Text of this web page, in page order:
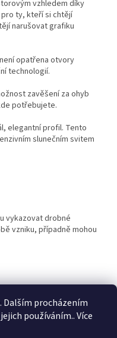
Dalším procházením
používáním.. Více
vzhledem díky
pro ty, kteří si chtějí
narušovat grafiku
opatřena otvory
technologií.
zavěšení za ohyb
potřebujete.
elegantní profil. Tento
slunečním svitem
vykazovat drobné
vzniku, případně mohou